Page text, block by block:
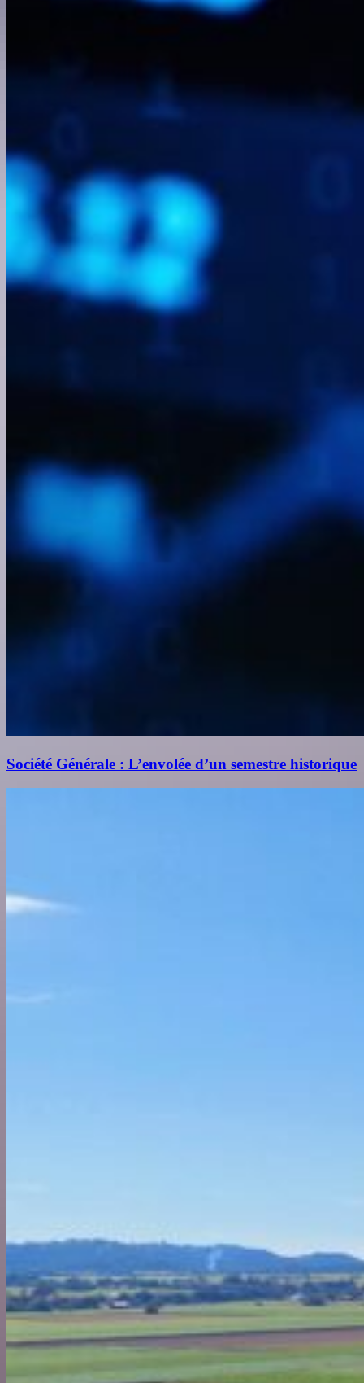
Société Générale : L’envolée d’un semestre historique